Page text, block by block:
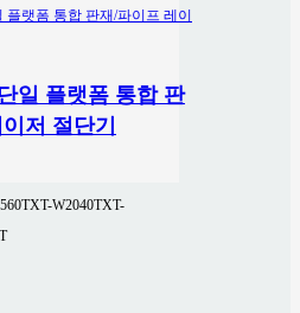
일 플랫폼 통합 판
저 절단기
XT-W2040TXT-